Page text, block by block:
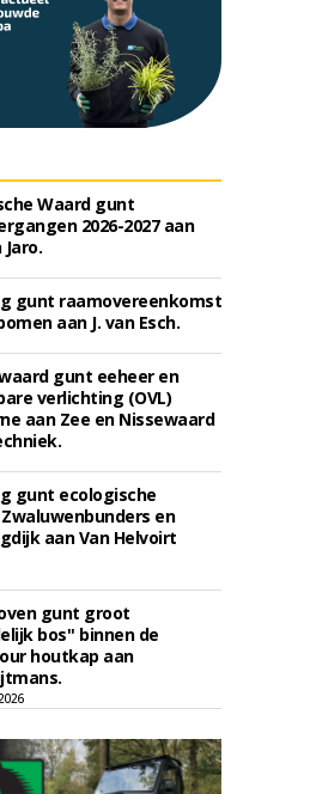
Waard gunt
2026-2027 aan
gunt raamovereenkomst
aan J. van Esch.
gunt eeheer en
verlichting (OVL)
aan Zee en Nissewaard
gunt ecologische
en
aan Van Helvoirt
gunt groot
bos'' binnen de
houtkap aan